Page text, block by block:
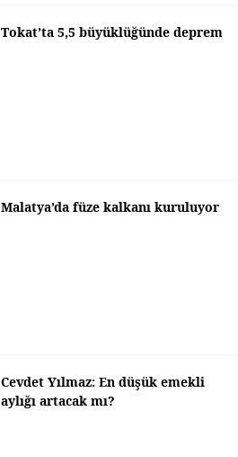
Tokat’ta 5,5 büyüklüğünde deprem
Malatya’da füze kalkanı kuruluyor
Cevdet Yılmaz: En düşük emekli
aylığı artacak mı?